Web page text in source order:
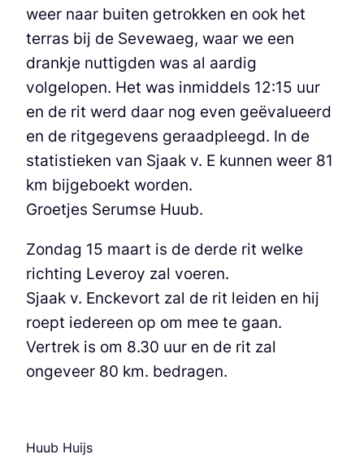
weer naar buiten getrokken en ook het
terras bij de Sevewaeg, waar we een
drankje nuttigden was al aardig
volgelopen. Het was inmiddels 12:15 uur
en de rit werd daar nog even geëvalueerd
en de ritgegevens geraadpleegd. In de
statistieken van Sjaak v. E kunnen weer 81
km bijgeboekt worden.
Groetjes Serumse Huub.
Zondag 15 maart is de derde rit welke
richting Leveroy zal voeren.
Sjaak v. Enckevort zal de rit leiden en hij
roept iedereen op om mee te gaan.
Vertrek is om 8.30 uur en de rit zal
ongeveer 80 km. bedragen.
Huub Huijs